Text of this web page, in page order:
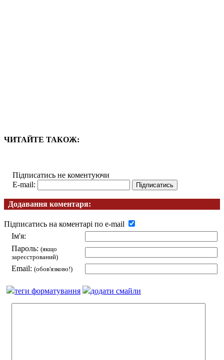
ЧИТАЙТЕ ТАКОЖ:
Підписатись не коментуючи
E-mail:
Додавання коментаря:
Підписатись на коментарі по e-mail
Ім'я:
Пароль: (якщо
зареєстрований)
Email: (обов'язково!)
теги форматування додати смайли